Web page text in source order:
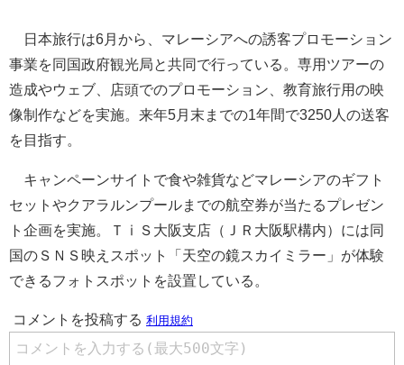
日本旅行は6月から、マレーシアへの誘客プロモーション
事業を同国政府観光局と共同で行っている。専用ツアーの
造成やウェブ、店頭でのプロモーション、教育旅行用の映
像制作などを実施。来年5月末までの1年間で3250人の送客
を目指す。
キャンペーンサイトで食や雑貨などマレーシアのギフト
セットやクアラルンプールまでの航空券が当たるプレゼン
ト企画を実施。ＴⅰＳ大阪支店（ＪＲ大阪駅構内）には同
国のＳＮＳ映えスポット「天空の鏡スカイミラー」が体験
できるフォトスポットを設置している。